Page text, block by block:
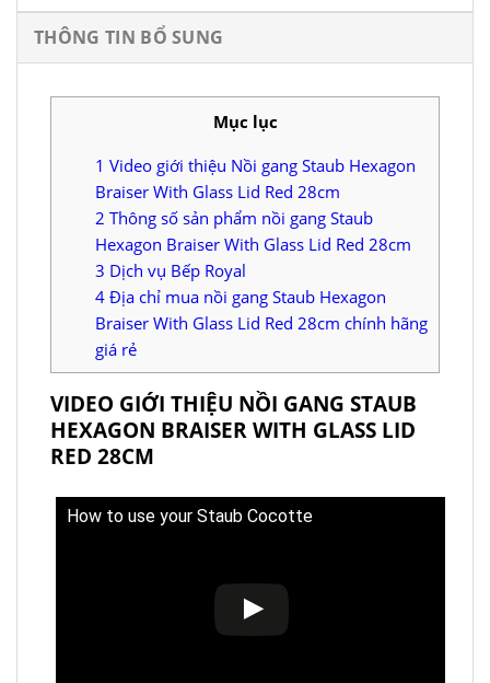
THÔNG TIN BỔ SUNG
Mục lục
1 Video giới thiệu Nồi gang Staub Hexagon
Braiser With Glass Lid Red 28cm
2 Thông số sản phẩm nồi gang Staub
Hexagon Braiser With Glass Lid Red 28cm
3 Dịch vụ Bếp Royal
4 Địa chỉ mua nồi gang Staub Hexagon
Braiser With Glass Lid Red 28cm chính hãng
giá rẻ
VIDEO GIỚI THIỆU NỒI GANG STAUB
HEXAGON BRAISER WITH GLASS LID
RED 28CM
How to use your Staub Cocotte